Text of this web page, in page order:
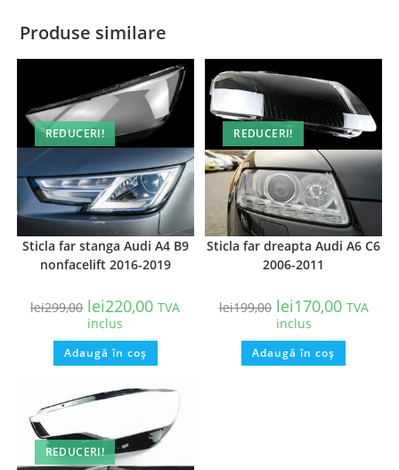
Produse similare
REDUCERI!
Sticla far stanga Audi A4 B9
nonfacelift 2016-2019
lei299,00 lei220,00 TVA
inclus
Adaugă în coș
REDUCERI!
Sticla far dreapta Audi A6 C6
2006-2011
lei199,00 lei170,00 TVA
inclus
Adaugă în coș
REDUCERI!